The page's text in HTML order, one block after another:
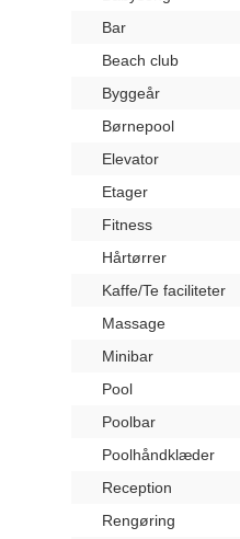
Bar
Beach club
Byggeår
Børnepool
Elevator
Etager
Fitness
Hårtørrer
Kaffe/Te faciliteter
Massage
Minibar
Pool
Poolbar
Poolhåndklæder
Reception
Rengøring